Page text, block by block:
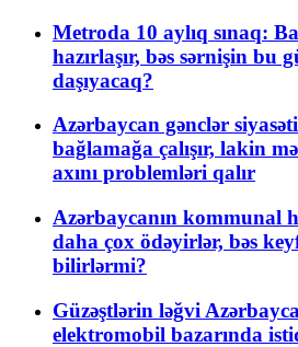
Metroda 10 aylıq sınaq:
hazırlaşır, bəs sərnişin bu
daşıyacaq?
Azərbaycan gənclər
bağlamağa çalışır, lakin
axını problemləri qalır
Azərbaycanın kommunal
daha çox ödəyirlər, bəs
bilirlərmi?
Güzəştlərin ləğvi
elektromobil bazarında